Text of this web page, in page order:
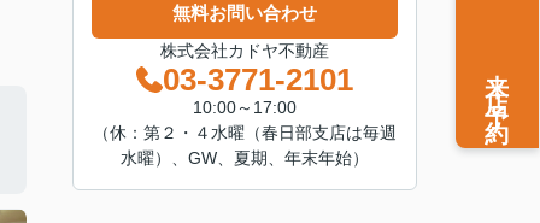
無料お問い合わせ
株式会社カドヤ不動産
03-3771-2101
10:00～17:00
（休：第２・４水曜（春日部支店は毎週
水曜）、GW、夏期、年末年始）
来店予約